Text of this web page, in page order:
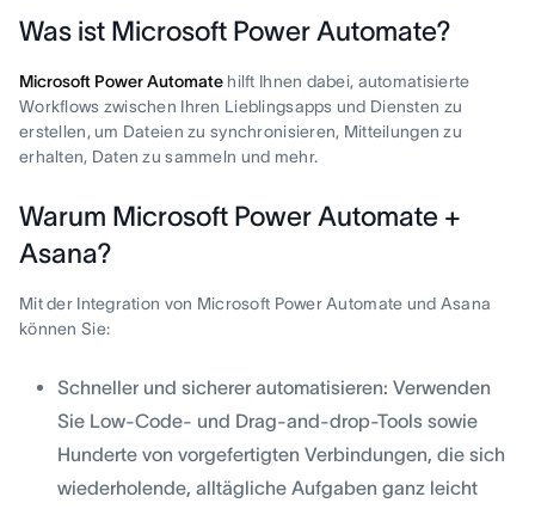
Was ist Microsoft Power Automate?
Microsoft Power Automate hilft Ihnen dabei, automatisierte
Workflows zwischen Ihren Lieblingsapps und Diensten zu
erstellen, um Dateien zu synchronisieren, Mitteilungen zu
erhalten, Daten zu sammeln und mehr.
Warum Microsoft Power Automate +
Asana?
Mit der Integration von Microsoft Power Automate und Asana
können Sie:
Schneller und sicherer automatisieren: Verwenden
Sie Low-Code- und Drag-and-drop-Tools sowie
Hunderte von vorgefertigten Verbindungen, die sich
wiederholende, alltägliche Aufgaben ganz leicht